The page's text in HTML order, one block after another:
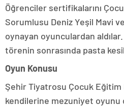
Öğrenciler sertifikalarını
Sorumlusu Deniz Yeşil Mavi
oynayan oyunculardan
törenin sonrasında pasta
Oyun Konusu
Şehir Tiyatrosu Çocuk
kendilerine mezuniyet